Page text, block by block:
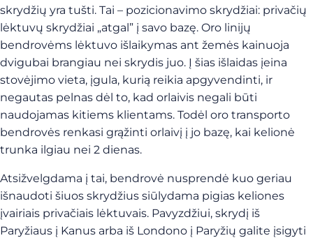
skrydžių yra tušti. Tai – pozicionavimo skrydžiai: privačių
lėktuvų skrydžiai „atgal” į savo bazę. Oro linijų
bendrovėms lėktuvo išlaikymas ant žemės kainuoja
dvigubai brangiau nei skrydis juo. Į šias išlaidas įeina
stovėjimo vieta, įgula, kurią reikia apgyvendinti, ir
negautas pelnas dėl to, kad orlaivis negali būti
naudojamas kitiems klientams. Todėl oro transporto
bendrovės renkasi grąžinti orlaivį į jo bazę, kai kelionė
trunka ilgiau nei 2 dienas.
Atsižvelgdama į tai, bendrovė nusprendė kuo geriau
išnaudoti šiuos skrydžius siūlydama pigias keliones
įvairiais privačiais lėktuvais. Pavyzdžiui, skrydį iš
Paryžiaus į Kanus arba iš Londono į Paryžių galite įsigyti